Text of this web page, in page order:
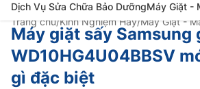
Dịch Vụ Sửa Chữa Bảo DưỡngMáy Giặt -
Trang chủ/Kinh Nghiệm Hay/Máy Giặt -
Máy giặt sấy Samsung
WD10HG4U04BBSV
gì đặc biệt